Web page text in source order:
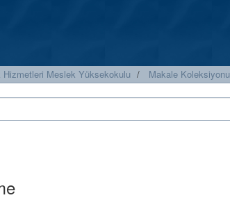
Hizmetleri Meslek Yüksekokulu Makale Koleksiyonu